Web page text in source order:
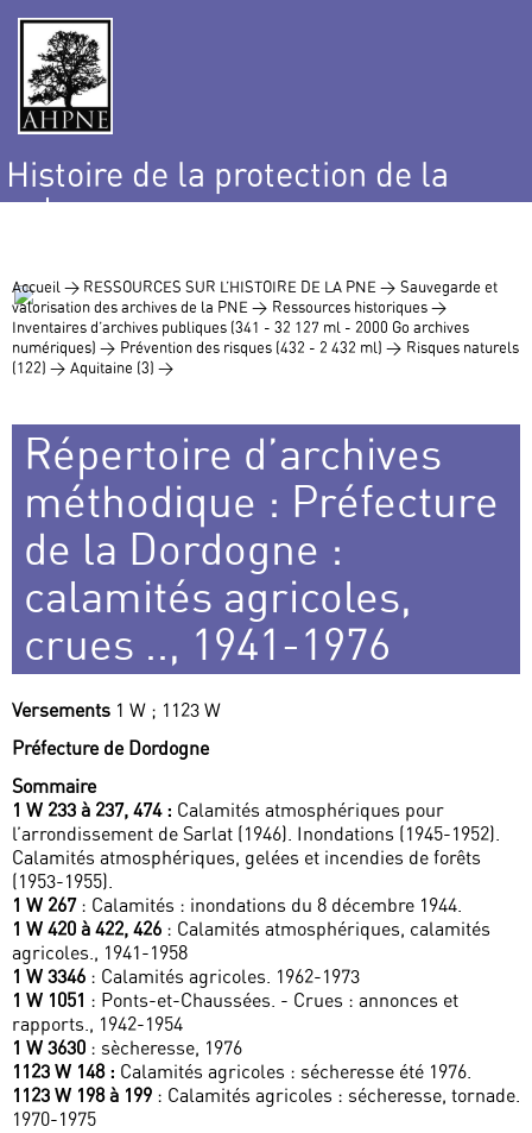
Histoire de la protection de la
nature
Accueil > RESSOURCES SUR L’HISTOIRE DE LA PNE > Sauvegarde et
valorisation des archives de la PNE > Ressources historiques >
Inventaires d’archives publiques (341 - 32 127 ml - 2000 Go archives
numériques) > Prévention des risques (432 - 2 432 ml) > Risques naturels
(122) > Aquitaine (3) >
Répertoire d’archives
méthodique : Préfecture
de la Dordogne :
calamités agricoles,
crues .., 1941-1976
Versements 1 W ; 1123 W
Préfecture de Dordogne
Sommaire
1 W 233 à 237, 474 : Calamités atmosphériques pour
l’arrondissement de Sarlat (1946). Inondations (1945-1952).
Calamités atmosphériques, gelées et incendies de forêts
(1953-1955).
1 W 267: Calamités : inondations du 8 décembre 1944.
1 W 420 à 422, 426 : Calamités atmosphériques, calamités
agricoles., 1941-1958
1 W 3346 : Calamités agricoles. 1962-1973
1 W 1051 : Ponts-et-Chaussées. - Crues : annonces et
rapports., 1942-1954
1 W 3630 : sècheresse, 1976
1123 W 148 : Calamités agricoles : sécheresse été 1976.
1123 W 198 à 199 : Calamités agricoles : sécheresse, tornade.
1970-1975